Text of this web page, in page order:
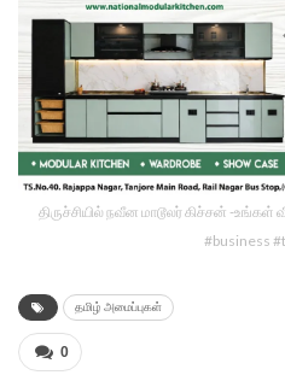
திருச்சியில் நவீன மாடூலர் கிச்சன் -உங்கள்
#business
தமிழ் அமைப்புகள்
0